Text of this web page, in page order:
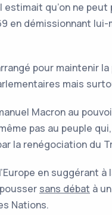
qu’on ne
en démissionnant
pour maintenir
mais
Macron au
pas au peuple
la renégociation du
en suggérant
sans débat à
Nations.